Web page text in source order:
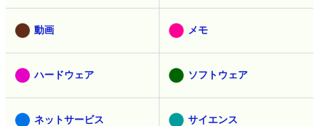
動画 メモ
ハードウェア ソフトウェア
ネットサービス サイエンス